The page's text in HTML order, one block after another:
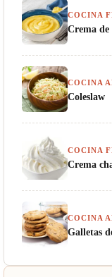
COCINA
Crema
COCINA
Coleslaw
COCINA
Crema
COCINA
Galletas